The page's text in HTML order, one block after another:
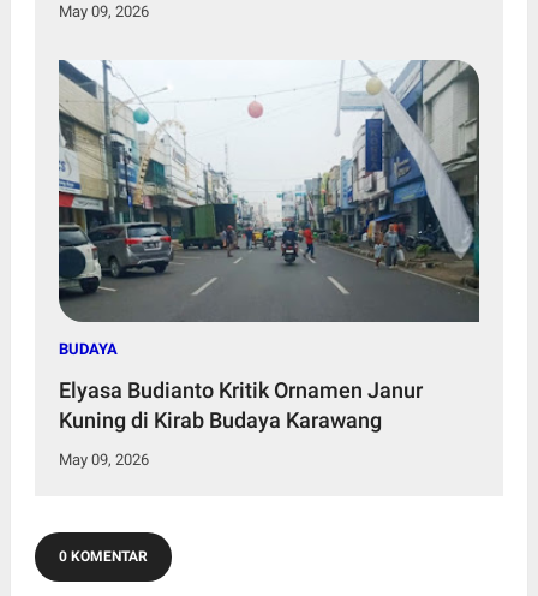
May 09, 2026
BUDAYA
Elyasa Budianto Kritik Ornamen Janur
Kuning di Kirab Budaya Karawang
May 09, 2026
0 KOMENTAR